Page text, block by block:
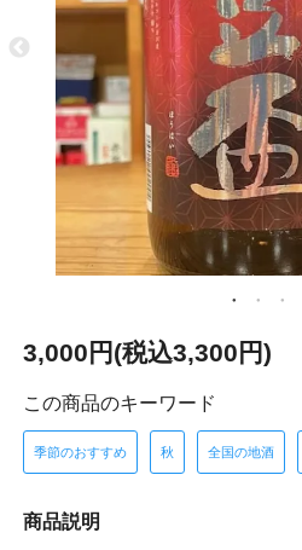
3,000円(税込3,300円)
この商品のキーワード
季節のおすすめ 秋 全国の地酒
商品説明